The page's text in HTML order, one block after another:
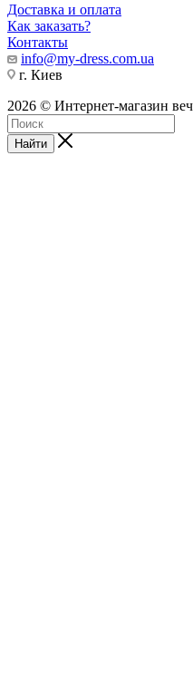
Доставка и оплата
Как заказать?
Контакты
info@my-dress.com.ua
г. Киев
2026 © Интернет-магазин
Найти